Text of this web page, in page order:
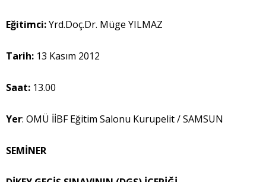
Eğitimci:Yrd.Doç.Dr. Müge YILMAZ
Tarih: 13 Kasım 2012
Saat: 13.00
Yer: OMÜ İİBF Eğitim Salonu Kurupelit / SAMSUN
SEMİNER